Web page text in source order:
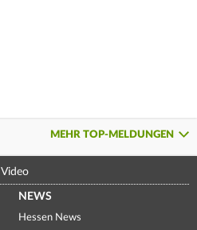
MEHR TOP-MELDUNGEN
Video
NEWS
Hessen News